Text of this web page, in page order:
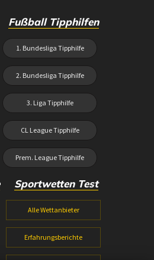
Fußball Tipphilfen
1. Bundesliga Tipphilfe
2. Bundesliga Tipphilfe
3. Liga Tipphilfe
CL League Tipphilfe
Prem. League Tipphilfe
Sportwetten Test
Alle Wettanbieter
Erfahrungsberichte